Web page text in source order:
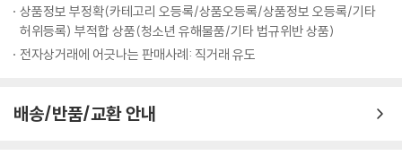
상품정보 부정확(카테고리 오등록/상품오등록/상품정보 오등록/기타
허위등록) 부적합 상품(청소년 유해물품/기타 법규위반 상품)
전자상거래에 어긋나는 판매사례: 직거래 유도
배송/반품/교환 안내